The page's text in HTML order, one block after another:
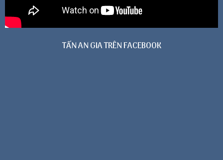
TẤN AN GIA TRÊN FACEBOOK